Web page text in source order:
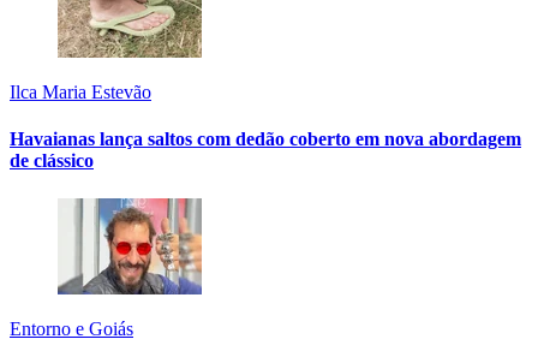
Ilca Maria Estevão
Havaianas lança saltos com dedão coberto em nova abordagem
de clássico
Entorno e Goiás